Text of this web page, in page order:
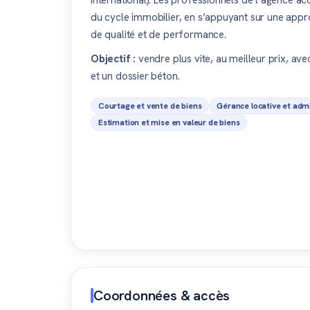
du cycle immobilier, en s’appuyant sur une
de qualité et de performance.
Objectif : vendre plus vite, au meilleur prix,
et un dossier béton.
Courtage et vente de biens
Gérance locative et
Estimation et mise en valeur de biens
Coordonnées & accès